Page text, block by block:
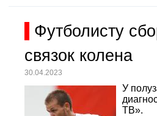
Футболисту
связок колена
30.04.2023
У
ТВ».